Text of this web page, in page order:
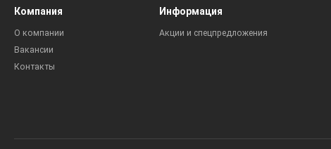
Компания
О компании
Вакансии
Контакты
Информация
Акции и спецпредложения